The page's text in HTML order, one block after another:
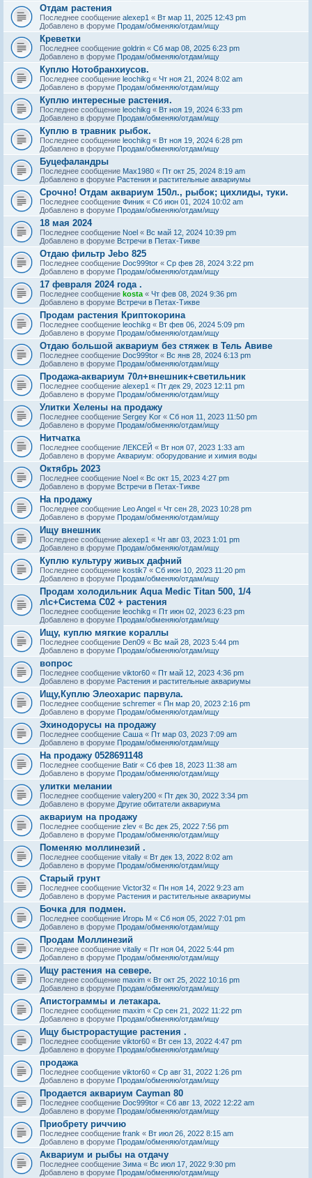
Отдам растения
Последнее сообщение alexep1 « Вт мар 11, 2025 12:43 pm
Добавлено в форуме Продам/обменяю/отдам/ищу
Креветки
Последнее сообщение goldrin « Сб мар 08, 2025 6:23 pm
Добавлено в форуме Продам/обменяю/отдам/ищу
Куплю Нотобранхиусов.
Последнее сообщение leochikg « Чт ноя 21, 2024 8:02 am
Добавлено в форуме Продам/обменяю/отдам/ищу
Куплю интересные растения.
Последнее сообщение leochikg « Вт ноя 19, 2024 6:33 pm
Добавлено в форуме Продам/обменяю/отдам/ищу
Куплю в травник рыбок.
Последнее сообщение leochikg « Вт ноя 19, 2024 6:28 pm
Добавлено в форуме Продам/обменяю/отдам/ищу
Буцефаландры
Последнее сообщение Max1980 « Пт окт 25, 2024 8:19 am
Добавлено в форуме Растения и растительные аквариумы
Срочно! Отдам аквариум 150л., рыбок; цихлиды, туки.
Последнее сообщение Финик « Сб июн 01, 2024 10:02 am
Добавлено в форуме Продам/обменяю/отдам/ищу
18 мая 2024
Последнее сообщение Noel « Вс май 12, 2024 10:39 pm
Добавлено в форуме Встречи в Петах-Тикве
Отдаю фильтр Jebo 825
Последнее сообщение Doc999tor « Ср фев 28, 2024 3:22 pm
Добавлено в форуме Продам/обменяю/отдам/ищу
17 февраля 2024 года .
Последнее сообщение kosta « Чт фев 08, 2024 9:36 pm
Добавлено в форуме Встречи в Петах-Тикве
Продам растения Криптокорина
Последнее сообщение leochikg « Вт фев 06, 2024 5:09 pm
Добавлено в форуме Продам/обменяю/отдам/ищу
Отдаю большой аквариум без стяжек в Тель Авиве
Последнее сообщение Doc999tor « Вс янв 28, 2024 6:13 pm
Добавлено в форуме Продам/обменяю/отдам/ищу
Продажа-аквариум 70л+внешник+светильник
Последнее сообщение alexep1 « Пт дек 29, 2023 12:11 pm
Добавлено в форуме Продам/обменяю/отдам/ищу
Улитки Хелены на продажу
Последнее сообщение Sergey Kor « Сб ноя 11, 2023 11:50 pm
Добавлено в форуме Продам/обменяю/отдам/ищу
Нитчатка
Последнее сообщение ЛЕКСЕЙ « Вт ноя 07, 2023 1:33 am
Добавлено в форуме Аквариум: оборудование и химия воды
Октябрь 2023
Последнее сообщение Noel « Вс окт 15, 2023 4:27 pm
Добавлено в форуме Встречи в Петах-Тикве
На продажу
Последнее сообщение Leo Angel « Чт сен 28, 2023 10:28 pm
Добавлено в форуме Продам/обменяю/отдам/ищу
Ищу внешник
Последнее сообщение alexep1 « Чт авг 03, 2023 1:01 pm
Добавлено в форуме Продам/обменяю/отдам/ищу
Куплю культуру живых дафний
Последнее сообщение kostik7 « Сб июн 10, 2023 11:20 pm
Добавлено в форуме Продам/обменяю/отдам/ищу
Продам холодильник Aqua Medic Titan 500, 1/4
л\с+Система С02 + растения
Последнее сообщение leochikg « Пт июн 02, 2023 6:23 pm
Добавлено в форуме Продам/обменяю/отдам/ищу
Ищу, куплю мягкие кораллы
Последнее сообщение Den09 « Вс май 28, 2023 5:44 pm
Добавлено в форуме Продам/обменяю/отдам/ищу
вопрос
Последнее сообщение viktor60 « Пт май 12, 2023 4:36 pm
Добавлено в форуме Растения и растительные аквариумы
Ищу,Куплю Элеохарис парвула.
Последнее сообщение schremer « Пн мар 20, 2023 2:16 pm
Добавлено в форуме Продам/обменяю/отдам/ищу
Эхинодорусы на продажу
Последнее сообщение Саша « Пт мар 03, 2023 7:09 am
Добавлено в форуме Продам/обменяю/отдам/ищу
На продажу 0528691148
Последнее сообщение Batir « Сб фев 18, 2023 11:38 am
Добавлено в форуме Продам/обменяю/отдам/ищу
улитки мелании
Последнее сообщение valery200 « Пт дек 30, 2022 3:34 pm
Добавлено в форуме Другие обитатели аквариума
аквариум на продажу
Последнее сообщение zlev « Вс дек 25, 2022 7:56 pm
Добавлено в форуме Продам/обменяю/отдам/ищу
Поменяю моллинезий .
Последнее сообщение vitaliy « Вт дек 13, 2022 8:02 am
Добавлено в форуме Продам/обменяю/отдам/ищу
Старый грунт
Последнее сообщение Victor32 « Пн ноя 14, 2022 9:23 am
Добавлено в форуме Растения и растительные аквариумы
Бочка для подмен.
Последнее сообщение Игорь М « Сб ноя 05, 2022 7:01 pm
Добавлено в форуме Продам/обменяю/отдам/ищу
Продам Моллинезий
Последнее сообщение vitaliy « Пт ноя 04, 2022 5:44 pm
Добавлено в форуме Продам/обменяю/отдам/ищу
Ищу растения на севере.
Последнее сообщение maxim « Вт окт 25, 2022 10:16 pm
Добавлено в форуме Продам/обменяю/отдам/ищу
Апистограммы и летакара.
Последнее сообщение maxim « Ср сен 21, 2022 11:22 pm
Добавлено в форуме Продам/обменяю/отдам/ищу
Ищу быстрорастущие растения .
Последнее сообщение viktor60 « Вт сен 13, 2022 4:47 pm
Добавлено в форуме Продам/обменяю/отдам/ищу
продажа
Последнее сообщение viktor60 « Ср авг 31, 2022 1:26 pm
Добавлено в форуме Продам/обменяю/отдам/ищу
Продается аквариум Cayman 80
Последнее сообщение Doc999tor « Сб авг 13, 2022 12:22 am
Добавлено в форуме Продам/обменяю/отдам/ищу
Приобрету риччию
Последнее сообщение frank « Вт июл 26, 2022 8:15 am
Добавлено в форуме Продам/обменяю/отдам/ищу
Аквариум и рыбы на отдачу
Последнее сообщение Зима « Вс июл 17, 2022 9:30 pm
Добавлено в форуме Продам/обменяю/отдам/ищу